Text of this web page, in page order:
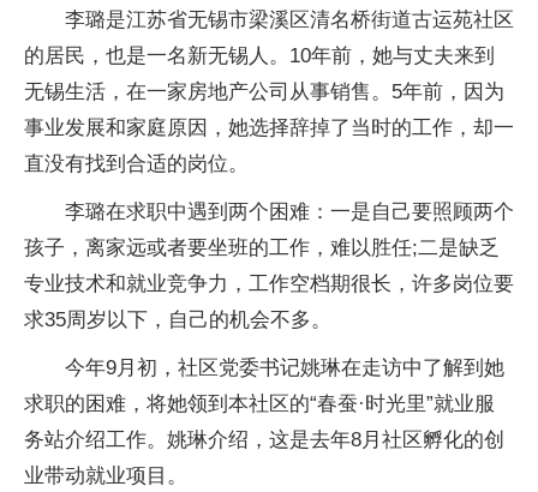
李璐是江苏省无锡市梁溪区清名桥街道古运苑社区
的居民，也是一名新无锡人。10年前，她与丈夫来到
无锡生活，在一家房地产公司从事销售。5年前，因为
事业发展和家庭原因，她选择辞掉了当时的工作，却一
直没有找到合适的岗位。
李璐在求职中遇到两个困难：一是自己要照顾两个
孩子，离家远或者要坐班的工作，难以胜任;二是缺乏
专业技术和就业竞争力，工作空档期很长，许多岗位要
求35周岁以下，自己的机会不多。
今年9月初，社区党委书记姚琳在走访中了解到她
求职的困难，将她领到本社区的“春蚕·时光里”就业服
务站介绍工作。姚琳介绍，这是去年8月社区孵化的创
业带动就业项目。